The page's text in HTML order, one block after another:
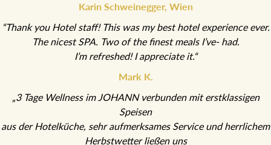
Karin Schweinegger, Wien
“Thank you Hotel staff! This was my best hotel experience ever.
The nicest SPA. Two of the finest meals I’ve- had.
I’m refreshed! I appreciate it.“
Mark K.
„3 Tage Wellness im JOHANN verbunden mit erstklassigen
Speisen
aus der Hotelküche, sehr aufmerksames Service und herrlichem
Herbstwetter ließen uns